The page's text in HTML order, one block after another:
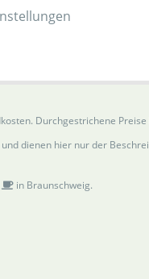
Durchgestrichene
dienen hier nur der
in Braunschweig.